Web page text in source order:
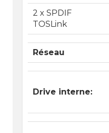
2 x SPDIF
TOSLink
Réseau
Drive interne: